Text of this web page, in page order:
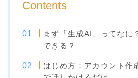
Contents
まず「生成AI」ってなに
できる？
はじめ方：アカウント作